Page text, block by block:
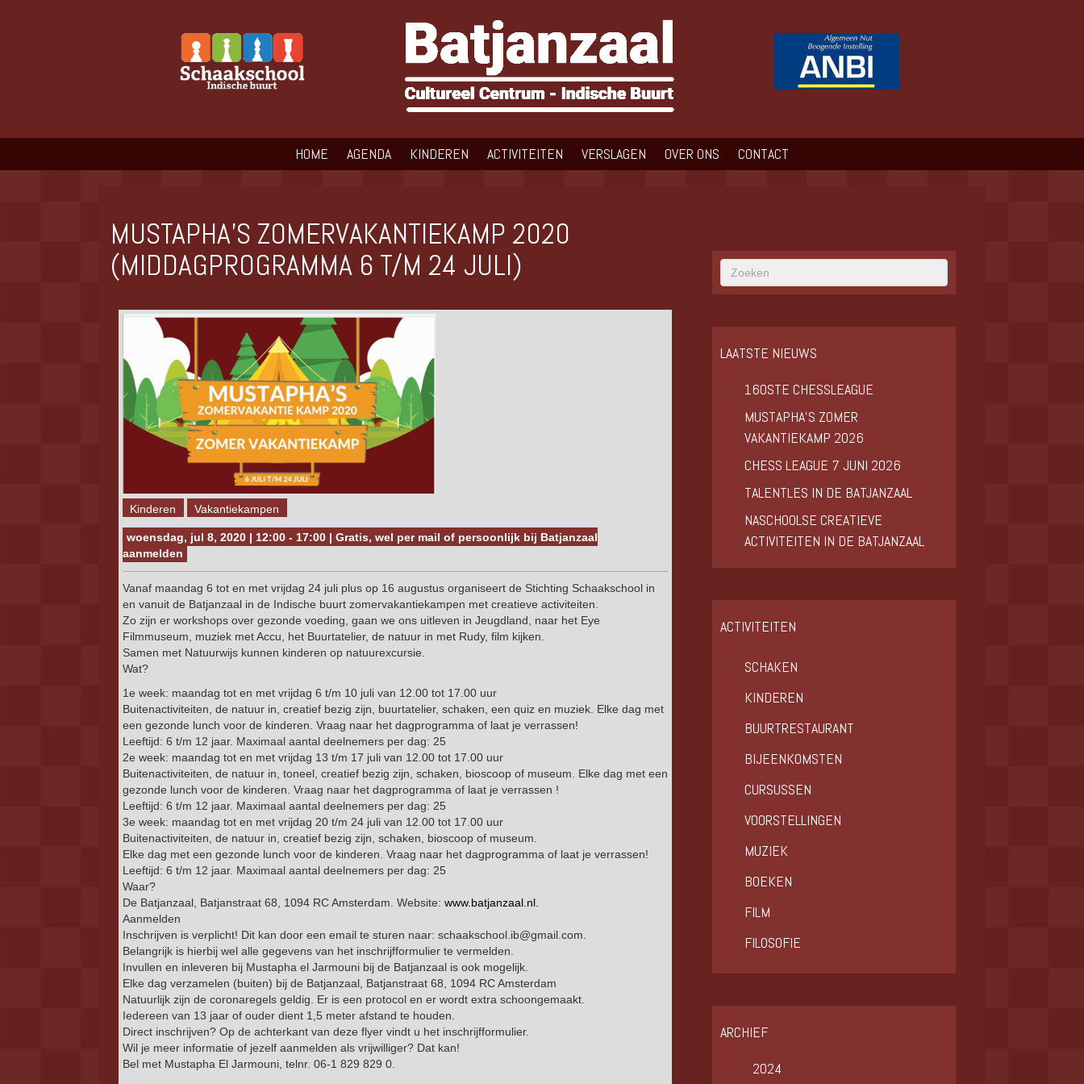
HOME AGENDA KINDEREN ACTIVITEITEN VERSLAGEN OVER ONS CONTACT
MUSTAPHA’S ZOMERVAKANTIEKAMP 2020
(MIDDAGPROGRAMMA 6 T/M 24 JULI)
Kinderen Vakantiekampen
woensdag, jul 8, 2020 | 12:00 - 17:00 | Gratis, wel per mail of persoonlijk bij Batjanzaal
aanmelden
Vanaf maandag 6 tot en met vrijdag 24 juli plus op 16 augustus organiseert de Stichting Schaakschool in
en vanuit de Batjanzaal in de Indische buurt zomervakantiekampen met creatieve activiteiten.
Zo zijn er workshops over gezonde voeding, gaan we ons uitleven in Jeugdland, naar het Eye
Filmmuseum, muziek met Accu, het Buurtatelier, de natuur in met Rudy, film kijken.
Samen met Natuurwijs kunnen kinderen op natuurexcursie.
Wat?
1e week: maandag tot en met vrijdag 6 t/m 10 juli van 12.00 tot 17.00 uur
Buitenactiviteiten, de natuur in, creatief bezig zijn, buurtatelier, schaken, een quiz en muziek. Elke dag met
een gezonde lunch voor de kinderen. Vraag naar het dagprogramma of laat je verrassen!
Leeftijd: 6 t/m 12 jaar. Maximaal aantal deelnemers per dag: 25
2e week: maandag tot en met vrijdag 13 t/m 17 juli van 12.00 tot 17.00 uur
Buitenactiviteiten, de natuur in, toneel, creatief bezig zijn, schaken, bioscoop of museum. Elke dag met een
gezonde lunch voor de kinderen. Vraag naar het dagprogramma of laat je verrassen !
Leeftijd: 6 t/m 12 jaar. Maximaal aantal deelnemers per dag: 25
3e week: maandag tot en met vrijdag 20 t/m 24 juli van 12.00 tot 17.00 uur
Buitenactiviteiten, de natuur in, creatief bezig zijn, schaken, bioscoop of museum.
Elke dag met een gezonde lunch voor de kinderen. Vraag naar het dagprogramma of laat je verrassen!
Leeftijd: 6 t/m 12 jaar. Maximaal aantal deelnemers per dag: 25
Waar?
De Batjanzaal, Batjanstraat 68, 1094 RC Amsterdam. Website: www.batjanzaal.nl.
Aanmelden
Inschrijven is verplicht! Dit kan door een email te sturen naar: schaakschool.ib@gmail.com.
Belangrijk is hierbij wel alle gegevens van het inschrijfformulier te vermelden.
Invullen en inleveren bij Mustapha el Jarmouni bij de Batjanzaal is ook mogelijk.
Elke dag verzamelen (buiten) bij de Batjanzaal, Batjanstraat 68, 1094 RC Amsterdam
Natuurlijk zijn de coronaregels geldig. Er is een protocol en er wordt extra schoongemaakt.
Iedereen van 13 jaar of ouder dient 1,5 meter afstand te houden.
Direct inschrijven? Op de achterkant van deze flyer vindt u het inschrijfformulier.
Wil je meer informatie of jezelf aanmelden als vrijwilliger? Dat kan!
Bel met Mustapha El Jarmouni, telnr. 06-1 829 829 0.
LAATSTE NIEUWS
160STE CHESSLEAGUE
MUSTAPHA’S ZOMER
VAKANTIEKAMP 2026
CHESS LEAGUE 7 JUNI 2026
TALENTLES IN DE BATJANZAAL
NASCHOOLSE CREATIEVE
ACTIVITEITEN IN DE BATJANZAAL
ACTIVITEITEN
SCHAKEN
KINDEREN
BUURTRESTAURANT
BIJEENKOMSTEN
CURSUSSEN
VOORSTELLINGEN
MUZIEK
BOEKEN
FILM
FILOSOFIE
ARCHIEF
2024